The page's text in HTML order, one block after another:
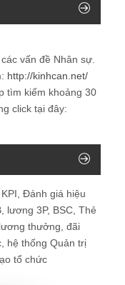
vấn đề Nhân sự
http://kinhcan.net/
tìm kiếm khoảng 30
click tại đây:
Đánh giá hiệu
lương 3P, BSC, Thẻ
thưởng, đãi
hệ thống Quản trị
tổ chức